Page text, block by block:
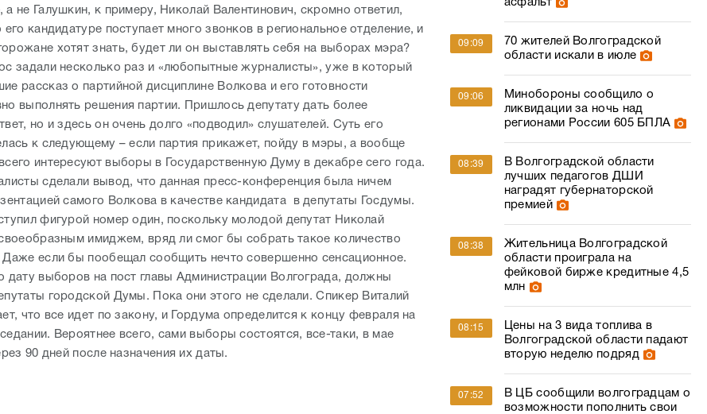
не Галушкин, к примеру, Николай Валентинович, скромно ответил,
его кандидатуре поступает много звонков в региональное отделение, и
хотят знать, будет ли он выставлять себя на выборах мэра?
задали несколько раз и «любопытные журналисты», уже в который
рассказ о партийной дисциплине Волкова и его готовности
выполнять решения партии. Пришлось депутату дать более
но и здесь он очень долго «подводил» слушателей. Суть его
к следующему – если партия прикажет, пойду в мэры, а вообще
интересуют выборы в Государственную Думу в декабре сего года.
сделали вывод, что данная пресс-конференция была ничем
самого Волкова в качестве кандидата
в депутаты Госдумы.
фигурой номер один, поскольку молодой депутат Николай
имиджем, вряд ли смог бы собрать такое количество
Даже если бы пообещал сообщить нечто совершенно сенсационное.
дату выборов на пост главы Администрации Волгограда, должны
городской Думы. Пока они этого не сделали. Спикер Виталий
что все идет по закону, и Гордума определится к концу февраля на
Вероятнее всего, сами выборы состоятся, все-таки, в мае
90 дней после назначения их даты.
асфальт
09:09
70 жителей Волгоградской
области искали в июле
09:06
Минобороны сообщило о
ликвидации за ночь над
регионами России 605 БПЛА
08:39
В Волгоградской области
лучших педагогов ДШИ
наградят губернаторской
премией
08:38
Жительница Волгоградской
области проиграла на
фейковой бирже кредитные 4,5
млн
08:15
Цены на 3 вида топлива в
Волгоградской области падают
вторую неделю подряд
07:52
В ЦБ сообщили волгоградцам о
возможности пополнить свои